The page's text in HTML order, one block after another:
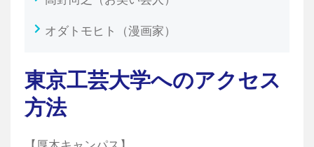
オダトモヒト（漫画家）
東京工芸大学へのアクセス
方法